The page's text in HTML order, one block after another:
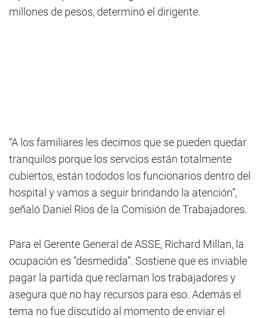
millones de pesos, determinó el dirigente.
“A los familiares les decimos que se pueden quedar
tranquilos porque los servcios están totalmente
cubiertos, están tododos los funcionarios dentro del
hospital y vamos a seguir brindando la atención”,
señaló Daniel Ríos de la Comisión de Trabajadores.
Para el Gerente General de ASSE, Richard Millan, la
ocupación es “desmedida”. Sostiene que es inviable
pagar la partida que reclaman los trabajadores y
asegura que no hay recursos para eso. Además el
tema no fue discutido al momento de enviar el